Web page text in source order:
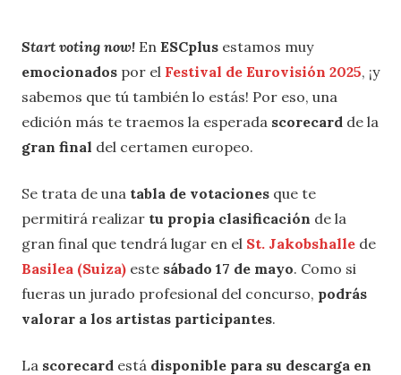
Start voting now! En ESCplus estamos muy
emocionados por el Festival de Eurovisión 2025, ¡y
sabemos que tú también lo estás! Por eso, una
edición más te traemos la esperada scorecard de la
gran final del certamen europeo.
Se trata de una tabla de votaciones que te
permitirá realizar tu propia clasificación de la
gran final que tendrá lugar en el St. Jakobshalle de
Basilea (Suiza) este sábado 17 de mayo. Como si
fueras un jurado profesional del concurso, podrás
valorar a los artistas participantes.
La scorecard está disponible para su descarga en